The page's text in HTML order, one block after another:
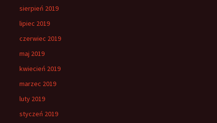
sierpień 2019
lipiec 2019
czerwiec 2019
maj 2019
kwiecień 2019
marzec 2019
luty 2019
styczeń 2019